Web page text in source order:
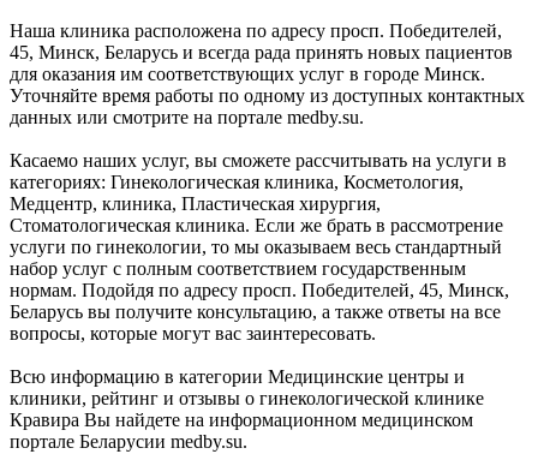
Наша клиника расположена по адресу просп. Победителей,
45, Минск, Беларусь и всегда рада принять новых пациентов
для оказания им соответствующих услуг в городе Минск.
Уточняйте время работы по одному из доступных контактных
данных или смотрите на портале medby.su.
Касаемо наших услуг, вы сможете рассчитывать на услуги в
категориях: Гинекологическая клиника, Косметология,
Медцентр, клиника, Пластическая хирургия,
Стоматологическая клиника. Если же брать в рассмотрение
услуги по гинекологии, то мы оказываем весь стандартный
набор услуг с полным соответствием государственным
нормам. Подойдя по адресу просп. Победителей, 45, Минск,
Беларусь вы получите консультацию, а также ответы на все
вопросы, которые могут вас заинтересовать.
Всю информацию в категории Медицинские центры и
клиники, рейтинг и отзывы о гинекологической клинике
Кравира Вы найдете на информационном медицинском
портале Беларусии medby.su.